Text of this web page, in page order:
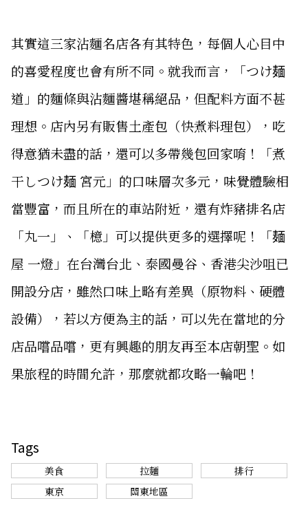
其實這三家沾麵名店各有其特色，每個人心目中
的喜愛程度也會有所不同。就我而言，「つけ麺
道」的麵條與沾麵醬堪稱絕品，但配料方面不甚
理想。店內另有販售土產包（快煮料理包），吃
得意猶未盡的話，還可以多帶幾包回家唷！「煮
干しつけ麺 宮元」的口味層次多元，味覺體驗相
當豐富，而且所在的車站附近，還有炸豬排名店
「丸一」、「檍」可以提供更多的選擇呢！「麺
屋 一燈」在台灣台北、泰國曼谷、香港尖沙咀已
開設分店，雖然口味上略有差異（原物料、硬體
設備），若以方便為主的話，可以先在當地的分
店品嚐品嚐，更有興趣的朋友再至本店朝聖。如
果旅程的時間允許，那麼就都攻略一輪吧！
Tags
美食 拉麵
排行
東京
關東地區